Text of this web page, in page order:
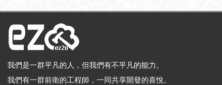
我們是一群平凡的人，但我們有不平凡的能力。
我們有一群前衛的工程師，一同共享開發的喜悅。